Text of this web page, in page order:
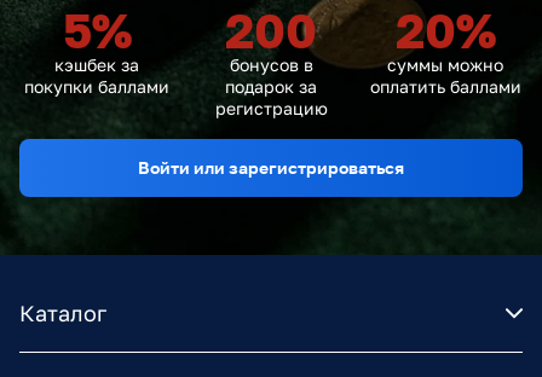
5%
кэшбек за
покупки баллами
200
бонусов в
подарок за
регистрацию
20%
суммы можно
оплатить баллами
Войти или зарегистрироваться
Каталог